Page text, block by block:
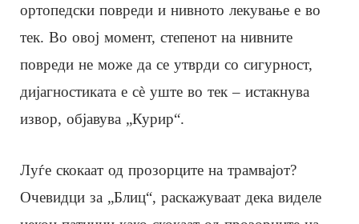
ортопедски повреди и нивното лекување е во
тек. Во овој момент, степенот на нивните
повреди не може да се утврди со сигурност,
дијагностиката е сè уште во тек – истакнува
извор, објавува „Курир“.
Луѓе скокаат од прозорците на трамвајот?
Очевидци за „Блиц“, раскажуваат дека виделе